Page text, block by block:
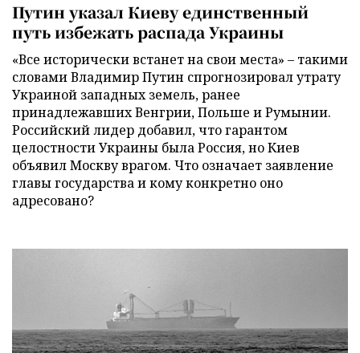
Путин указал Киеву единственный
путь избежать распада Украины
«Все исторически встанет на свои места» – такими
словами Владимир Путин спрогнозировал утрату
Украиной западных земель, ранее
принадлежавших Венгрии, Польше и Румынии.
Российский лидер добавил, что гарантом
целостности Украины была Россия, но Киев
объявил Москву врагом. Что означает заявление
главы государства и кому конкретно оно
адресовано?